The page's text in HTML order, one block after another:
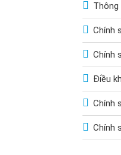
Thông
Chính
Chính
Điều
Chính
Chính